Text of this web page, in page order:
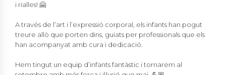
i rialles! 🤗
A través de l’art i l’expressió corporal, els infants han pogut
treure allò que porten dins, guiats per professionals que els
han acompanyat amb cura i dedicació.
Hem tingut un equip d’infants fantàstic i tornarem al